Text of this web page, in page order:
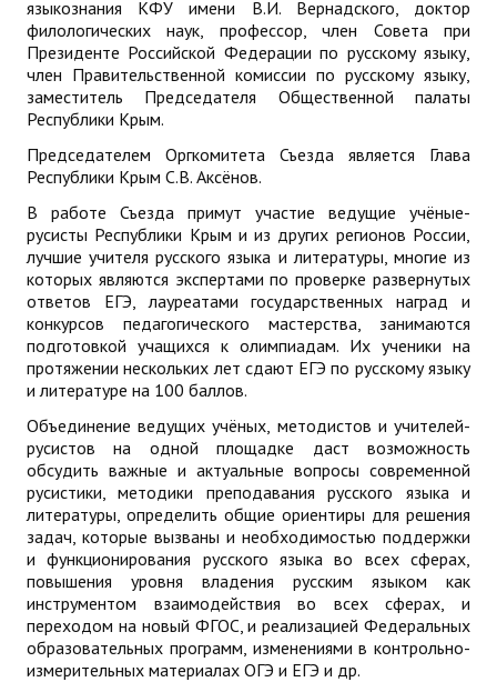
КОНТАКТЫ
языкознания КФУ имени В.И. Вернадского, доктор
филологических наук, профессор, член Совета при
Президенте Российской Федерации по русскому языку,
член Правительственной комиссии по русскому языку,
заместитель Председателя Общественной палаты
Республики Крым.
Председателем Оргкомитета Съезда является Глава
Республики Крым С.В. Аксёнов.
В работе Съезда примут участие ведущие учёные-
русисты Республики Крым и из других регионов России,
лучшие учителя русского языка и литературы, многие из
которых являются экспертами по проверке развернутых
ответов ЕГЭ, лауреатами государственных наград и
конкурсов педагогического мастерства, занимаются
подготовкой учащихся к олимпиадам. Их ученики на
протяжении нескольких лет сдают ЕГЭ по русскому языку
и литературе на 100 баллов.
Объединение ведущих учёных, методистов и учителей-
русистов на одной площадке даст возможность
обсудить важные и актуальные вопросы современной
русистики, методики преподавания русского языка и
литературы, определить общие ориентиры для решения
задач, которые вызваны и необходимостью поддержки
и функционирования русского языка во всех сферах,
повышения уровня владения русским языком как
инструментом взаимодействия во всех сферах, и
переходом на новый ФГОС, и реализацией Федеральных
образовательных программ, изменениями в контрольно-
измерительных материалах ОГЭ и ЕГЭ и др.